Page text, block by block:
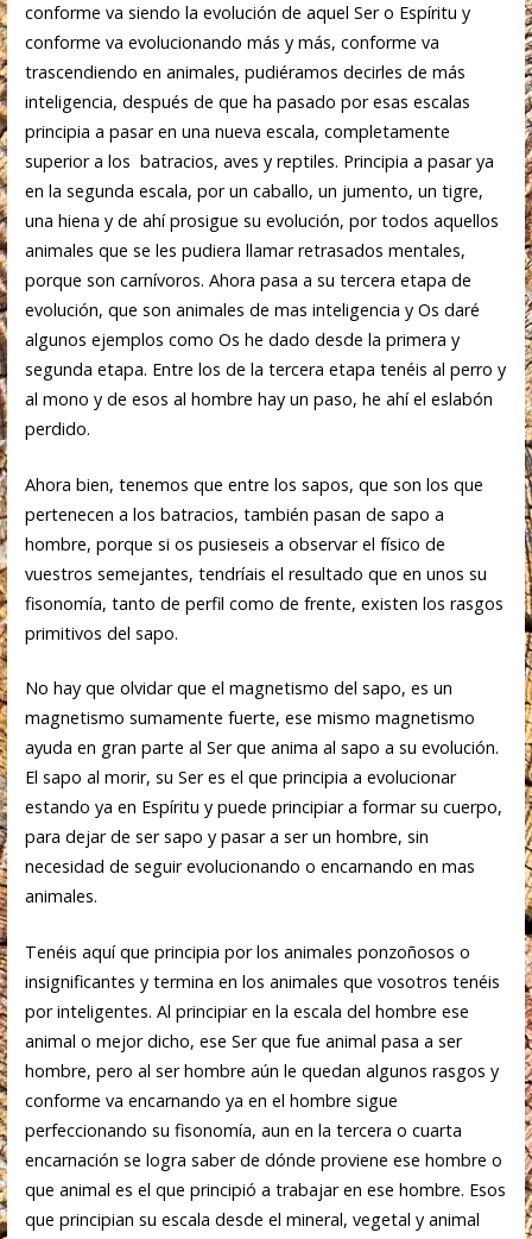
conforme va siendo la evolución de aquel Ser o Espíritu y
conforme va evolucionando más y más, conforme va
trascendiendo en animales, pudiéramos decirles de más
inteligencia, después de que ha pasado por esas escalas
principia a pasar en una nueva escala, completamente
superior a los batracios, aves y reptiles. Principia a pasar ya
en la segunda escala, por un caballo, un jumento, un tigre,
una hiena y de ahí prosigue su evolución, por todos aquellos
animales que se les pudiera llamar retrasados mentales,
porque son carnívoros. Ahora pasa a su tercera etapa de
evolución, que son animales de mas inteligencia y Os daré
algunos ejemplos como Os he dado desde la primera y
segunda etapa. Entre los de la tercera etapa tenéis al perro y
al mono y de esos al hombre hay un paso, he ahí el eslabón
perdido.
Ahora bien, tenemos que entre los sapos, que son los que
pertenecen a los batracios, también pasan de sapo a
hombre, porque si os pusieseis a observar el físico de
vuestros semejantes, tendríais el resultado que en unos su
fisonomía, tanto de perfil como de frente, existen los rasgos
primitivos del sapo.
No hay que olvidar que el magnetismo del sapo, es un
magnetismo sumamente fuerte, ese mismo magnetismo
ayuda en gran parte al Ser que anima al sapo a su evolución.
El sapo al morir, su Ser es el que principia a evolucionar
estando ya en Espíritu y puede principiar a formar su cuerpo,
para dejar de ser sapo y pasar a ser un hombre, sin
necesidad de seguir evolucionando o encarnando en mas
animales.
Tenéis aquí que principia por los animales ponzoñosos o
insignificantes y termina en los animales que vosotros tenéis
por inteligentes. Al principiar en la escala del hombre ese
animal o mejor dicho, ese Ser que fue animal pasa a ser
hombre, pero al ser hombre aún le quedan algunos rasgos y
conforme va encarnando ya en el hombre sigue
perfeccionando su fisonomía, aun en la tercera o cuarta
encarnación se logra saber de dónde proviene ese hombre o
que animal es el que principió a trabajar en ese hombre. Esos
que principian su escala desde el mineral, vegetal y animal